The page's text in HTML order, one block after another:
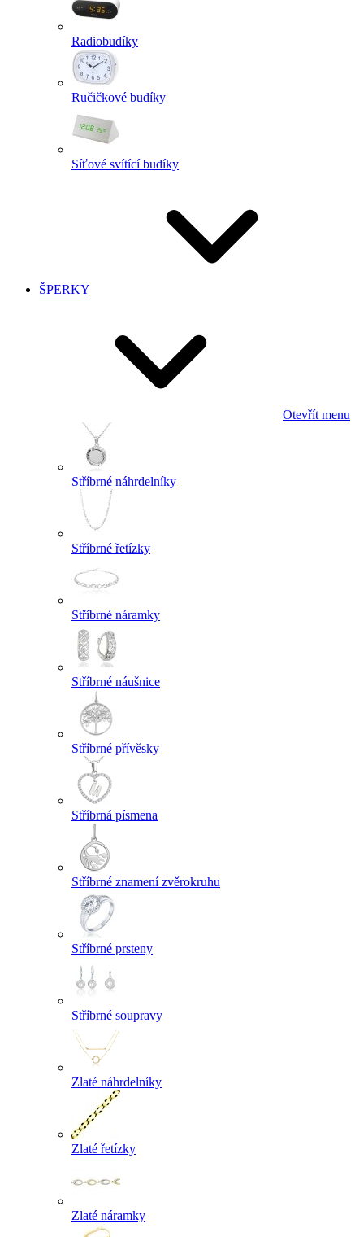
Radiobudíky
Ručičkové budíky
Síťové svítící budíky
ŠPERKY
Otevřít menu
Stříbrné náhrdelníky
Stříbrné řetízky
Stříbrné náramky
Stříbrné náušnice
Stříbrné přívěsky
Stříbrná písmena
Stříbrné znamení zvěrokruhu
Stříbrné prsteny
Stříbrné soupravy
Zlaté náhrdelníky
Zlaté řetízky
Zlaté náramky